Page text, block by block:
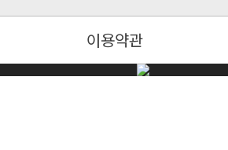
이용약관